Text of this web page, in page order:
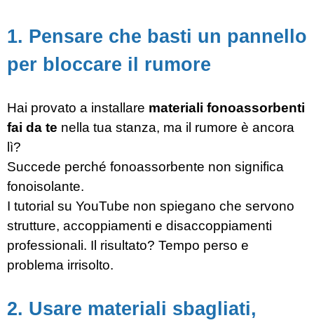
1. Pensare che basti un pannello
per bloccare il rumore
Hai provato a installare materiali fonoassorbenti
fai da te nella tua stanza, ma il rumore è ancora
lì?
Succede perché fonoassorbente non significa
fonoisolante.
I tutorial su YouTube non spiegano che servono
strutture, accoppiamenti e disaccoppiamenti
professionali. Il risultato? Tempo perso e
problema irrisolto.
2. Usare materiali sbagliati,